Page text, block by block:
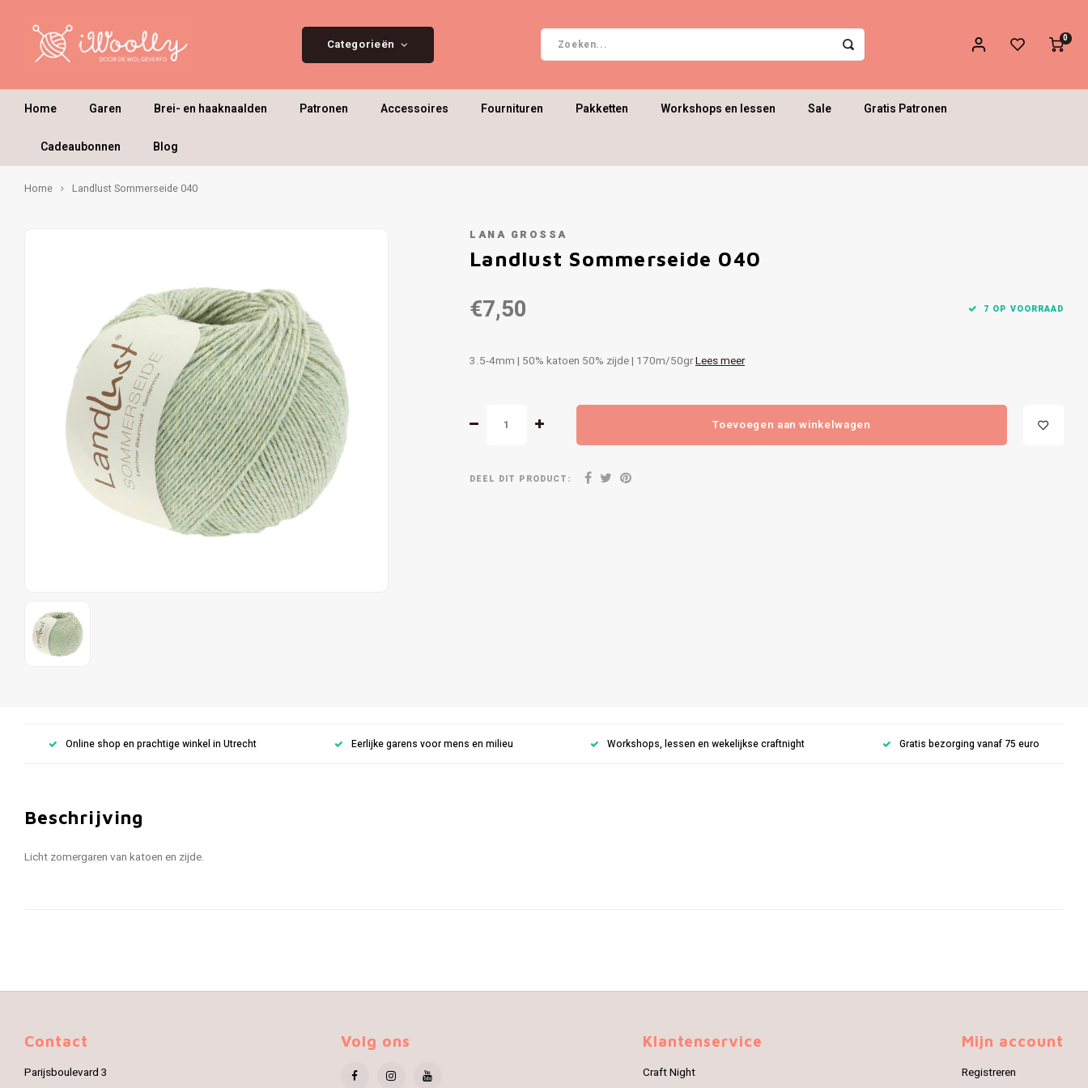
Categorieën 0
Home Garen Brei- en haaknaalden Patronen Accessoires Fournituren Pakketten Workshops en lessen Sale Gratis Patronen
Cadeaubonnen Blog
Home Landlust Sommerseide 040
LANA GROSSA
Landlust Sommerseide 040
€7,50 7 OP VOORRAAD
3.5-4mm | 50% katoen 50% zijde | 170m/50grLees meer
Toevoegen aan winkelwagen
DEEL DIT PRODUCT:
Online shop en prachtige winkel in Utrecht Eerlijke garens voor mens en milieu Workshops, lessen en wekelijkse craftnight Gratis bezorging vanaf 75 euro
Beschrijving
Licht zomergaren van katoen en zijde.
Contact
Parijsboulevard 3
Volg ons Klantenservice
Craft Night
Mijn account
Registreren